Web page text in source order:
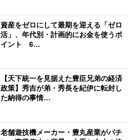
資産をゼロにして最期を迎える「ゼロ
活」、年代別・計画的にお金を使うポ
イント 6…
【天下統一を見据えた豊臣兄弟の経済
政策】秀吉が弟・秀長を紀伊に転封し
た納得の事情…
老舗遊技機メーカー・豊丸産業がパチ